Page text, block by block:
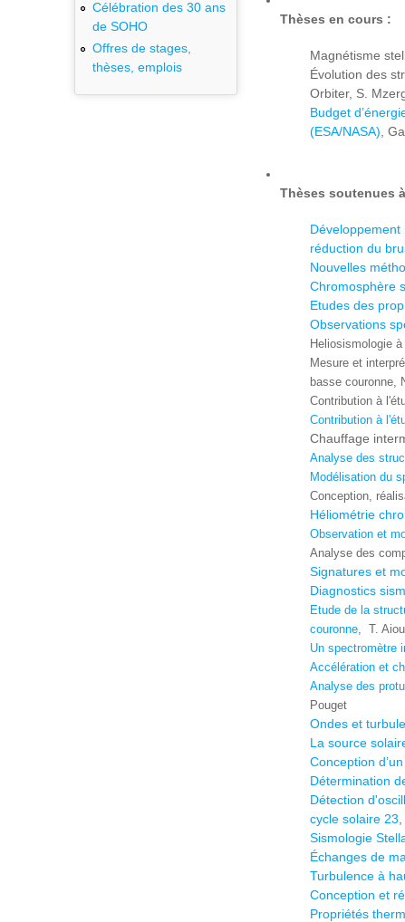
Célébration des 30 ans
de SOHO
Offres de stages,
thèses, emplois
Thèses en cours :
Magnétisme
Évolution des
Orbiter, S.
Budget
(ESA/NASA) ,
Thèses soutenues à
réduction du
Nouvelles
Chromosphère
Etudes des
Observations
Heliosismologie
Mesure et
basse couronne,
Contribution à
Contribution à
Chauffage
Analyse des
Modélisation du
Conception,
Héliométrie
Observation et
Analyse des
Signatures et
Diagnostics
Etude de la
couronne, T.
Un spectromètre
Accélération et
Analyse des
Pouget
Ondes et
La source
Conception
Détermination
Détection
cycle solaire 23
Sismologie
Échanges de
Turbulence à
Conception et
Propriétés